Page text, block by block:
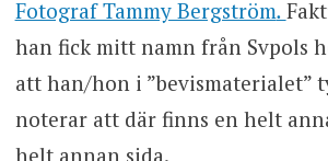
Fotograf Tammy Bergström.
han fick mitt namn från Svpols
att han/hon i ”bevismaterialet”
noterar att där finns en helt
helt annan sida.